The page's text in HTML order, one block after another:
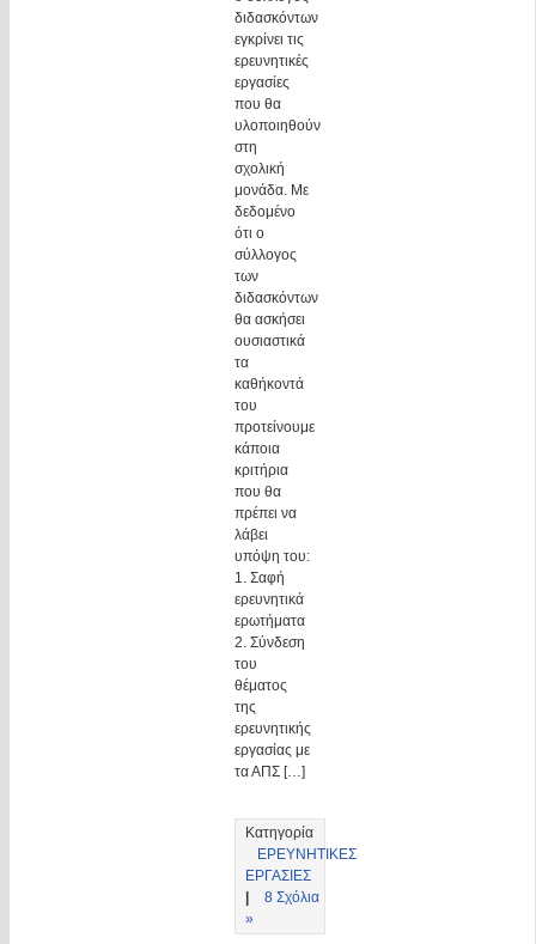
διδασκόντων
εγκρίνει τις
ερευνητικές
εργασίες
που θα
υλοποιηθούν
στη
σχολική
μονάδα. Με
δεδομένο
ότι ο
σύλλογος
των
διδασκόντων
θα ασκήσει
ουσιαστικά
τα
καθήκοντά
του
προτείνουμε
κάποια
κριτήρια
που θα
πρέπει να
λάβει
υπόψη του:
1. Σαφή
ερευνητικά
ερωτήματα
2. Σύνδεση
του
θέματος
της
ερευνητικής
εργασίας με
τα ΑΠΣ […]
Κατηγορία
ΕΡΕΥΝΗΤΙΚΕΣ
ΕΡΓΑΣΙΕΣ
8 Σχόλια
»